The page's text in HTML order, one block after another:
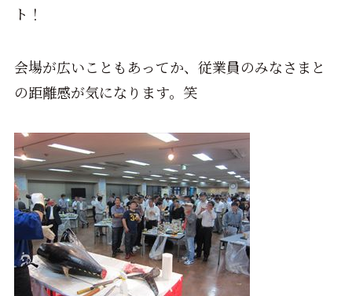
ト！
会場が広いこともあってか、従業員のみなさまと
の距離感が気になります。笑